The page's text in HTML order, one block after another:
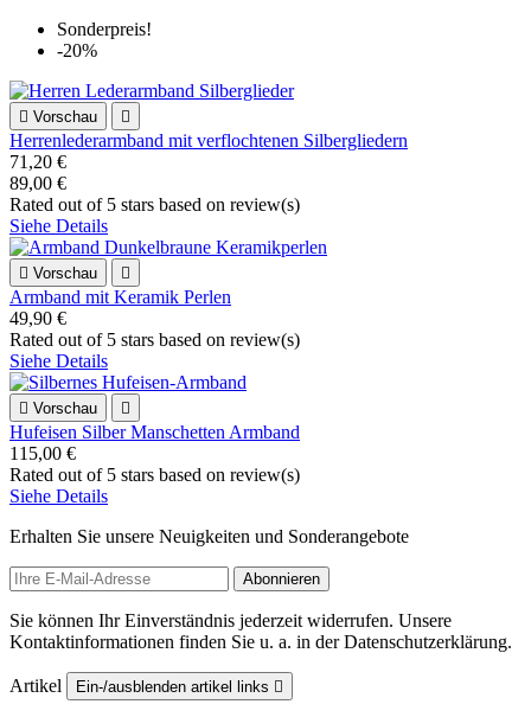
Sonderpreis!
-20%
 Vorschau 
Herrenlederarmband mit verflochtenen Silbergliedern
71,20 €
89,00 €
Rated out of 5 stars based on review(s)
Siehe Details
 Vorschau 
Armband mit Keramik Perlen
49,90 €
Rated out of 5 stars based on review(s)
Siehe Details
 Vorschau 
Hufeisen Silber Manschetten Armband
115,00 €
Rated out of 5 stars based on review(s)
Siehe Details
Erhalten Sie unsere Neuigkeiten und Sonderangebote
Sie können Ihr Einverständnis jederzeit widerrufen. Unsere
Kontaktinformationen finden Sie u. a. in der Datenschutzerklärung.
Artikel Ein-/ausblenden artikel links 